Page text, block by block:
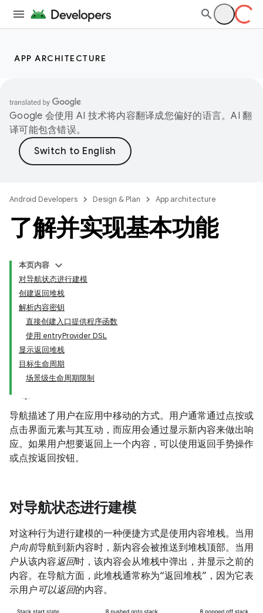
APP ARCHITECTURE
Google 会使用 AI 技术将内容翻译成您偏好的语言。AI 翻
译可能包含错误。
Android Developers Design & Plan App architecture
了解并实现基本功能
本页内容
对导航状态进行建模
创建返回堆栈
解析内容密钥
直接创建入口提供程序函数
使用 entryProvider DSL
显示返回堆栈
目标生命周期
场景级生命周期限制
导航描述了用户在应用中移动的方式。用户通常通过点按或
点击界面元素与其互动，而应用会通过显示新内容来做出响
应。如果用户想要返回上一个内容，可以使用返回手势操作
或点按返回按钮。
对导航状态进行建模
对这种行为进行建模的一种便捷方式是使用内容堆栈。当用
户向前导航到新内容时，新内容会被推送到堆栈顶部。当用
户从该内容返回时，该内容会从堆栈中弹出，并显示之前的
内容。在导航方面，此堆栈通常称为“返回堆栈”，因为它表
示用户 可以返回的内容。